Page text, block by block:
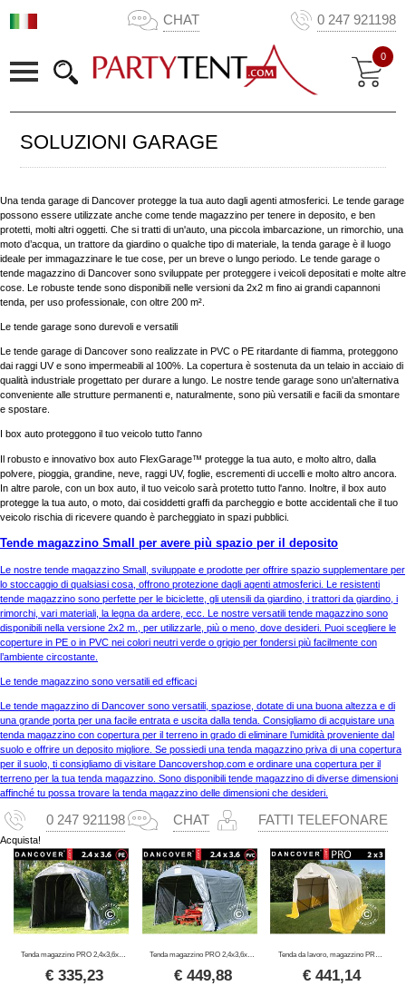
CHAT 0 247 921198
0
SOLUZIONI GARAGE
Una tenda garage di Dancover protegge la tua auto dagli agenti atmosferici. Le tende garage
possono essere utilizzate anche come tende magazzino per tenere in deposito, e ben
protetti, molti altri oggetti. Che si tratti di un'auto, una piccola imbarcazione, un rimorchio, una
moto d’acqua, un trattore da giardino o qualche tipo di materiale, la tenda garage è il luogo
ideale per immagazzinare le tue cose, per un breve o lungo periodo. Le tende garage o
tende magazzino di Dancover sono sviluppate per proteggere i veicoli depositati e molte altre
cose. Le robuste tende sono disponibili nelle versioni da 2x2 m fino ai grandi capannoni
tenda, per uso professionale, con oltre 200 m².
Le tende garage sono durevoli e versatili
Le tende garage di Dancover sono realizzate in PVC o PE ritardante di fiamma, proteggono
dai raggi UV e sono impermeabili al 100%. La copertura è sostenuta da un telaio in acciaio di
qualità industriale progettato per durare a lungo. Le nostre tende garage sono un'alternativa
conveniente alle strutture permanenti e, naturalmente, sono più versatili e facili da smontare
e spostare.
I box auto proteggono il tuo veicolo tutto l'anno
Il robusto e innovativo box auto FlexGarage™ protegge la tua auto, e molto altro, dalla
polvere, pioggia, grandine, neve, raggi UV, foglie, escrementi di uccelli e molto altro ancora.
In altre parole, con un box auto, il tuo veicolo sarà protetto tutto l'anno. Inoltre, il box auto
protegge la tua auto, o moto, dai cosiddetti graffi da parcheggio e botte accidentali che il tuo
veicolo rischia di ricevere quando è parcheggiato in spazi pubblici.
Tende magazzino Small per avere più spazio per il deposito
Le nostre tende magazzino Small, sviluppate e prodotte per offrire spazio supplementare per
lo stoccaggio di qualsiasi cosa, offrono protezione dagli agenti atmosferici. Le resistenti
tende magazzino sono perfette per le biciclette, gli utensili da giardino, i trattori da giardino, i
rimorchi, vari materiali, la legna da ardere, ecc. Le nostre versatili tende magazzino sono
disponibili nella versione 2x2 m., per utilizzarle, più o meno, dove desideri. Puoi scegliere le
coperture in PE o in PVC nei colori neutri verde o grigio per fondersi più facilmente con
l’ambiente circostante.
Le tende magazzino sono versatili ed efficaci
Le tende magazzino di Dancover sono versatili, spaziose, dotate di una buona altezza e di
una grande porta per una facile entrata e uscita dalla tenda. Consigliamo di acquistare una
tenda magazzino con copertura per il terreno in grado di eliminare l’umidità proveniente dal
suolo e offrire un deposito migliore. Se possiedi una tenda magazzino priva di una copertura
per il suolo, ti consigliamo di visitare Dancovershop.com e ordinare una copertura per il
terreno per la tua tenda magazzino. Sono disponibili tende magazzino di diverse dimensioni
affinché tu possa trovare la tenda magazzino delle dimensioni che desideri.
0 247 921198 CHAT FATTI TELEFONARE
Acquista!
€335,23 € 449,88
Tenda da lavoro, magazzino PRO 2x3x2m, PVC, Bianco/Giallo, Ritardante di fiamma
€ 441,14